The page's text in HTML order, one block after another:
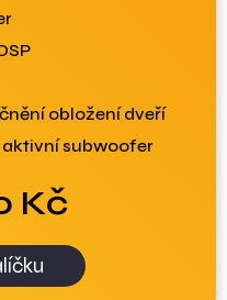
obložení dveří
aktivní subwoofer
Kč